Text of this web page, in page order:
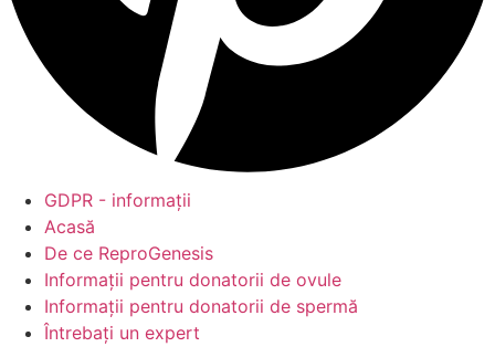
GDPR - informații
Acasă
De ce ReproGenesis
Informații pentru donatorii de ovule
Informații pentru donatorii de spermă
Întrebați un expert